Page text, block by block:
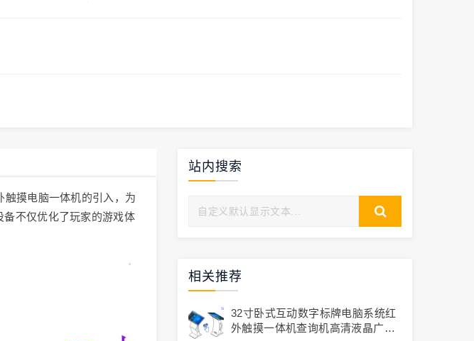
摸电脑一体机的引入，为
不仅优化了玩家的游戏体
站内搜索
相关推荐
32寸卧式互动数字标牌电脑系统红
外触摸一体机查询机高清液晶广告